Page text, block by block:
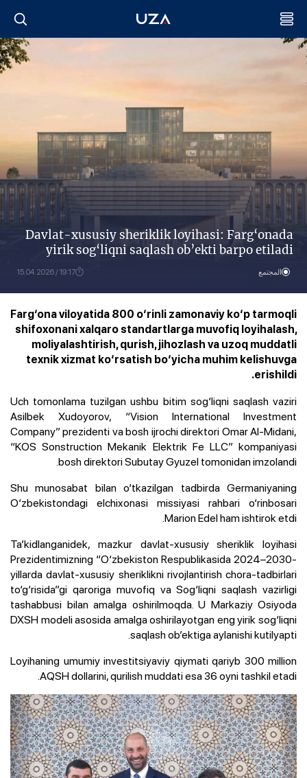
Davlat-xususiy sheriklik loyihasi: Farg‘onada
yirik sog‘liqni saqlash ob’ekti barpo etiladi
المجتمع 19:17 / 15.04.2026
Farg‘ona viloyatida 800 o‘rinli zamonaviy ko‘p tarmoqli
shifoxonani xalqaro standartlarga muvofiq loyihalash,
moliyalashtirish, qurish, jihozlash va uzoq muddatli
texnik xizmat ko‘rsatish bo‘yicha muhim kelishuvga
erishildi.
Uch tomonlama tuzilgan ushbu bitim sog‘liqni saqlash vaziri
Asilbek Xudoyorov, “Vision International Investment
Company” prezidenti va bosh ijrochi direktori Omar Al-Midani,
“KOS Sonstruction Mekanik Elektrik Fe LLC” kompaniyasi
bosh direktori Subutay Gyuzel tomonidan imzolandi.
Shu munosabat bilan o‘tkazilgan tadbirda Germaniyaning
O‘zbekistondagi elchixonasi missiyasi rahbari o‘rinbosari
Marion Edel ham ishtirok etdi.
Ta’kidlanganidek, mazkur davlat-xususiy sheriklik loyihasi
Prezidentimizning “O‘zbekiston Respublikasida 2024–2030-
yillarda davlat-xususiy sheriklikni rivojlantirish chora-tadbirlari
to‘g‘risida”gi qaroriga muvofiq va Sog‘liqni saqlash vazirligi
tashabbusi bilan amalga oshirilmoqda. U Markaziy Osiyoda
DXSH modeli asosida amalga oshirilayotgan eng yirik sog‘liqni
saqlash ob’ektiga aylanishi kutilyapti.
Loyihaning umumiy investitsiyaviy qiymati qariyb 300 million
AQSH dollarini, qurilish muddati esa 36 oyni tashkil etadi.